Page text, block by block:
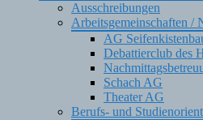
Ausschreibungen
Arbeitsgemeinschaften /
AG
Debattierclub des
Schach AG
Theater AG
Berufs- und